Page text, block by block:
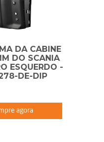
DA CABINE
DO SCANIA
ESQUERDO -
DE-DIP
agora